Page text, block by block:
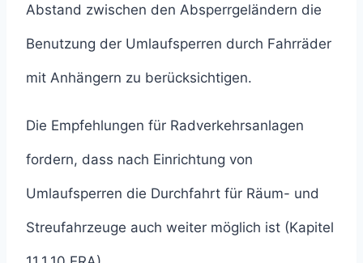
Abstand zwischen den Absperrgeländern die
Benutzung der Umlaufsperren durch Fahrräder
mit Anhängern zu berücksichtigen.
Die Empfehlungen für Radverkehrsanlagen
fordern, dass nach Einrichtung von
Umlaufsperren die Durchfahrt für Räum- und
Streufahrzeuge auch weiter möglich ist (Kapitel